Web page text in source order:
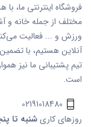
فروشگاه اینترنتی ما،
مختلف از جمله خانه و
ورزش و ... فعالیت
آنلاین هستیم، با
تیم پشتیبانی ما نیز
است.
02191018480
روزهای کاریشنبه تا